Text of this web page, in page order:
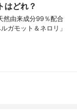
はどれ？
然由来成分99％配合
ガモット＆ネロリ」